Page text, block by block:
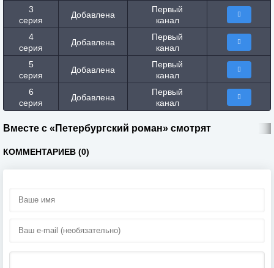
3
серия
Добавлена
Первый
канал
4
серия
Добавлена
Первый
канал
5
серия
Добавлена
Первый
канал
6
серия
Добавлена
Первый
канал
Вместе с «Петербургский роман» смотрят
КОММЕНТАРИЕВ (0)